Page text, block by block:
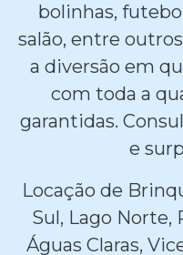
bolinhas,
salão, entre
a diversão em
com toda a
garantidas.
e
Locação de
Sul, Lago Norte,
Águas Claras,